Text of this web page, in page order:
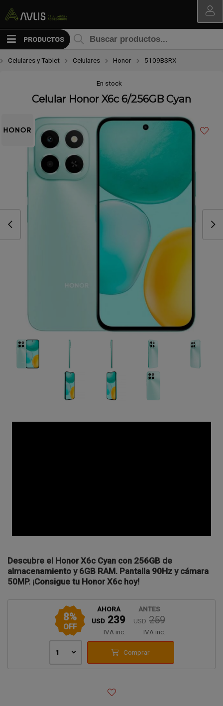
Compartir por email
PRODUCTOS
Celulares y Tablet Celulares Honor 5109BSRX
En stock
Celular Honor X6c 6/256GB Cyan
Descubre el Honor X6c Cyan con 256GB de
almacenamiento y 6GB RAM. Pantalla 90Hz y cámara
50MP. ¡Consigue tu Honor X6c hoy!
8%
OFF
ANTES
USD 259
IVA inc.
AHORA
USD 239
IVA inc.
1 Comprar